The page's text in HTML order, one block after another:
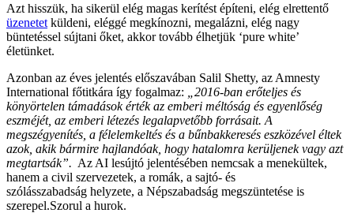
Azt hisszük, ha sikerül elég magas kerítést építeni, elég elrettentő
üzenetet küldeni, eléggé megkínozni, megalázni, elég nagy
büntetéssel sújtani őket, akkor tovább élhetjük ‘pure white’
életünket.
Azonban az éves jelentés előszavában Salil Shetty, az Amnesty
International főtitkára így fogalmaz:
„2016-ban erőteljes és
könyörtelen támadások érték az emberi méltóság és egyenlőség
eszméjét, az emberi létezés legalapvetőbb forrásait. A
megszégyenítés, a félelemkeltés és a bűnbakkeresés eszközével éltek
azok, akik bármire hajlandóak, hogy hatalomra kerüljenek vagy azt
megtartsák”. Az AI lesújtó jelentésében nemcsak a menekültek,
hanem a civil szervezetek, a romák, a sajtó- és
szólásszabadság helyzete, a Népszabadság megszüntetése is
szerepel.Szorul a hurok.